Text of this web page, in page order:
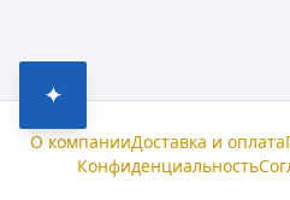
✦
О компанииДоставка и оплата
Конфиденциальность